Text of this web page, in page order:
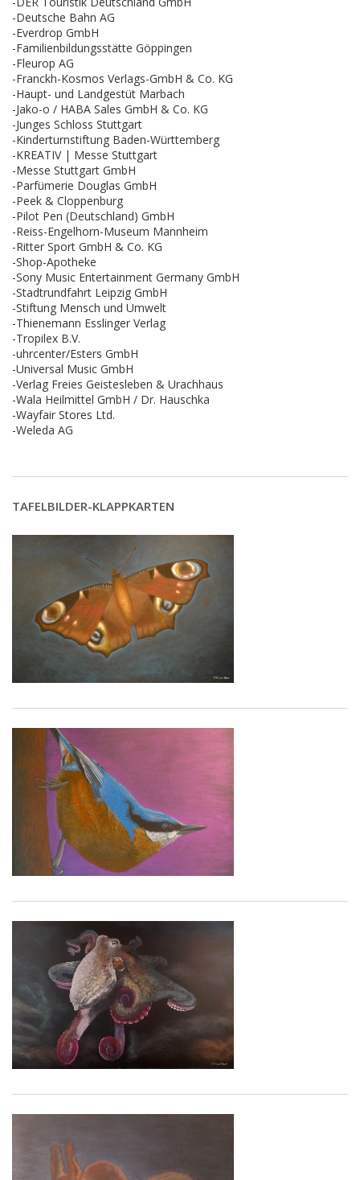
-Deutsche Bahn AG
-Everdrop GmbH
-Familienbildungsstätte Göppingen
-Fleurop AG
-Franckh-Kosmos Verlags-GmbH & Co. KG
-Haupt- und Landgestüt Marbach
-Jako-o / HABA Sales GmbH & Co. KG
-Junges Schloss Stuttgart
-Kinderturnstiftung Baden-Württemberg
-KREATIV | Messe Stuttgart
-Messe Stuttgart GmbH
-Parfümerie Douglas GmbH
-Peek & Cloppenburg
-Pilot Pen (Deutschland) GmbH
-Reiss-Engelhorn-Museum Mannheim
-Ritter Sport GmbH & Co. KG
-Shop-Apotheke
-Sony Music Entertainment Germany GmbH
-Stadtrundfahrt Leipzig GmbH
-Stiftung Mensch und Umwelt
-Thienemann Esslinger Verlag
-Tropilex B.V.
-uhrcenter/Esters GmbH
-Universal Music GmbH
-Verlag Freies Geistesleben & Urachhaus
-Wala Heilmittel GmbH / Dr. Hauschka
-Wayfair Stores Ltd.
-Weleda AG
TAFELBILDER-KLAPPKARTEN